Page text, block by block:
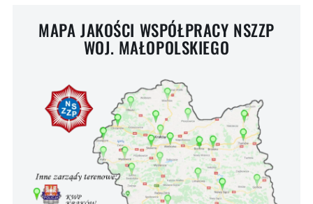
MAPA JAKOŚCI WSPÓŁPRACY NSZZP
WOJ. MAŁOPOLSKIEGO